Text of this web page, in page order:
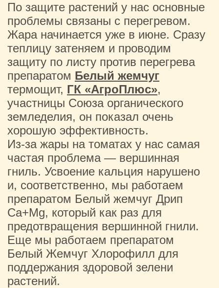
По защите растений у нас основные
проблемы связаны с перегревом.
Жара начинается уже в июне. Сразу
теплицу затеняем и проводим
защиту по листу против перегрева
препаратом Белый жемчуг
термощит, ГК «АгроПлюс»,
участницы Союза органического
земледелия, он показал очень
хорошую эффективность.
Из-за жары на томатах у нас самая
частая проблема — вершинная
гниль. Усвоение кальция нарушено
и, соответственно, мы работаем
препаратом Белый жемчуг Дрип
Ca+Mg, который как раз для
предотвращения вершинной гнили.
Еще мы работаем препаратом
Белый Жемчуг Хлорофилл для
поддержания здоровой зелени
растений.